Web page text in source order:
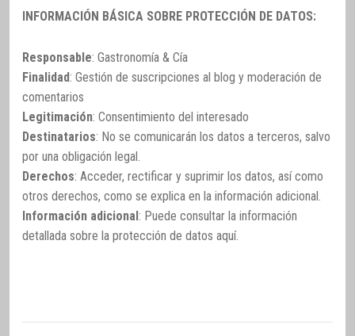
INFORMACIÓN BÁSICA SOBRE PROTECCIÓN DE DATOS:
Responsable: Gastronomía & Cía
Finalidad: Gestión de suscripciones al blog y moderación de
comentarios
Legitimación: Consentimiento del interesado
Destinatarios: No se comunicarán los datos a terceros, salvo
por una obligación legal.
Derechos: Acceder, rectificar y suprimir los datos, así como
otros derechos, como se explica en la información adicional.
Información adicional : Puede consultar la información
detallada sobre la protección de datos aquí.